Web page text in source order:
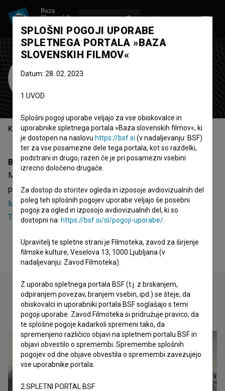
Maja Rožman
Kazalo
Biografija
Maja Rožman je vodja avdicij in vodja statistov. Najnovejši
projekti, pri katerih je sodelovala, soTelenovela: Kamera,
luč... ekipca (2022),Telenovela: Volk Slavc (2022)in
Telenovela: Drugi pir (2022).
Oglejte si
SPLOŠNI POGOJI UPORABE
SPLETNEGA PORTALA »BAZA
SLOVENSKIH FILMOV«
Datum: 28. 02. 2023
1.UVOD
Splošni pogoji uporabe veljajo za vse obiskovalce in
uporabnike spletnega portala »Baza slovenskih filmov«, ki
je dostopen na naslovu https://bsf.si (v nadaljevanju: BSF)
ter za vse posamezne dele tega portala, kot so razdelki,
podstrani in drugo, razen če je pri posamezni vsebini
izrecno določeno drugače.
Za dostop do storitev ogleda in izposoje avdiovizualnih del
poleg teh splošnih pogojev uporabe veljajo še posebni
pogoji za ogled in izposojo avdiovizualnih del, ki so
dostopni na: https://bsf.si/sl/pogoji-uporabe/
Upravitelj te spletne strani je Filmoteka, zavod za širjenje
filmske kulture, Veselova 13, 1000 Ljubljana (v
nadaljevanju: Zavod Filmoteka).
Z uporabo spletnega portala BSF (t.j. z brskanjem,
odpiranjem povezav, branjem vsebin, ipd.) se šteje, da
obiskovalci in uporabniki portala BSF soglašajo s temi
pogoji uporabe. Zavod Filmoteka si pridružuje pravico, da
te splošne pogoje kadarkoli spremeni tako, da
spremenjeno različico objavi na spletnem portalu BSF in
objavi obvestilo o spremembi. Spremembe splošnih
pogojev od dne objave obvestila o spremembi zavezujejo
vse uporabnike portala.
2.SPLETNI PORTAL BSF